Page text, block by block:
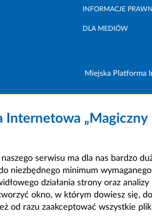
INFORMACJE
DLA MEDIÓW
Miejska Platforma
Internetowa „Magiczny
serwisu ma dla nas bardzo
niezbędnego minimum
działania strony oraz
okno, w którym dowiesz się,
od razu zaakceptować wszystkie